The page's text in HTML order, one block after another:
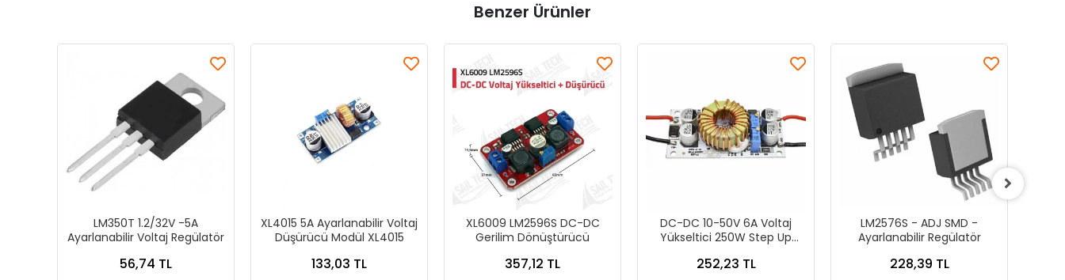
Benzer Ürünler
LM350T 1.2/32V -5A
Ayarlanabilir Voltaj Regülatör
56,74 TL
XL4015 5A Ayarlanabilir Voltaj
Düşürücü Modül XL4015
133,03 TL
XL6009 LM2596S DC-DC
Gerilim Dönüştürücü
357,12 TL
DC-DC 10-50V 6A Voltaj
Yükseltici 250W Step Up
252,23 TL
LM2576S - ADJ SMD -
Ayarlanabilir Regülatör
228,39 TL